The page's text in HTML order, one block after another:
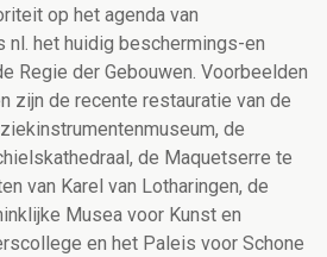
op het agenda van
nl. het huidig beschermings-en
Regie der Gebouwen. Voorbeelden
zijn de recente restauratie van de
de
de Maquetserre te
van Karel van Lotharingen, de
Musea voor Kunst en
en het Paleis voor Schone